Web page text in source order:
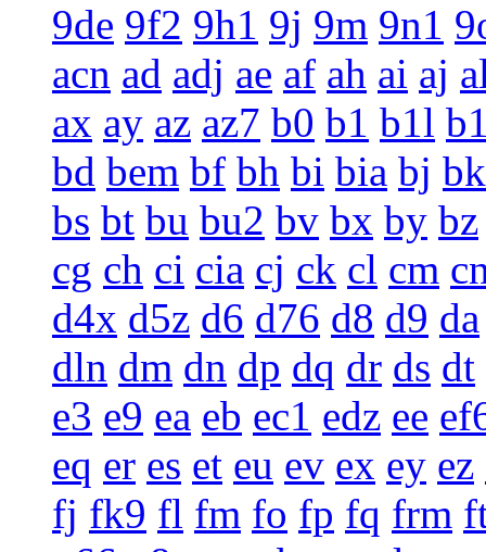
9de 9f2 9h1 9j 9m 9n1
acn ad adj ae af ah ai aj
ax ay az az7 b0 b1 b1l
bd bem bf bh bi bia bj bk
bs bt bu bu2 bv bx by bz
cg ch ci cia cj ck cl cm
d4x d5z d6 d76 d8 d9 da
dln dm dn dp dq dr ds dt
e3 e9 ea eb ec1 edz ee
eq er es et eu ev ex ey ez
fj fk9 fl fm fo fp fq frm